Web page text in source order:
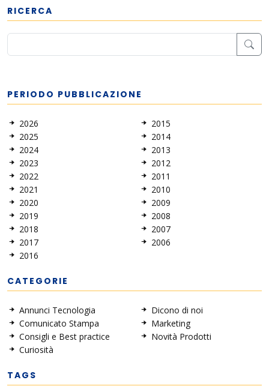
RICERCA
PERIODO PUBBLICAZIONE
2026
2025
2024
2023
2022
2021
2020
2019
2018
2017
2016
2015
2014
2013
2012
2011
2010
2009
2008
2007
2006
CATEGORIE
Annunci Tecnologia
Comunicato Stampa
Consigli e Best practice
Curiosità
Dicono di noi
Marketing
Novità Prodotti
TAGS